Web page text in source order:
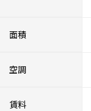
面積
空調
賃料